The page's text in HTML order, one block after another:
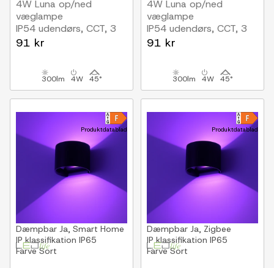
4W Luna op/ned
væglampe
IP54 udendørs, CCT, 3
lyskulører, hvid, inkl. LED
91 kr
300lm 4W 45°
4W Luna op/ned
væglampe
IP54 udendørs, CCT, 3
lyskulører, sort, inkl.
91 kr
300lm 4W 45°
Produktdatablad
Dæmpbar Ja, Smart Home
IP klassifikation IP65
FarveSort
Produktdatablad
Dæmpbar Ja, Zigbee
IP klassifikation IP65
FarveSort